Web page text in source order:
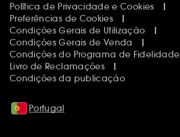
Política de Privacidade e Cookies
Preferências de Cookies
Condições Gerais de Utilização
Condições Gerais de Venda
Condições do Programa de Fidelidade
Livro de Reclamações
Condições da publicação
Portugal